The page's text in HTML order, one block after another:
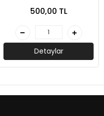
Foucault-Ayrıntı Yayınları
500,00 TL
Detaylar